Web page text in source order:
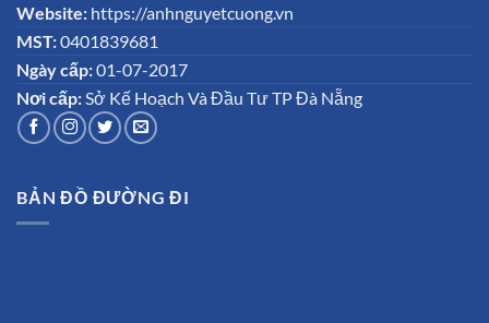
Website: https://anhnguyetcuong.vn
MST:0401839681
Ngày cấp:01-07-2017
Nơi cấp: Sở Kế Hoạch Và Đầu Tư TP Đà Nẵng
BẢN ĐỒ ĐƯỜNG ĐI